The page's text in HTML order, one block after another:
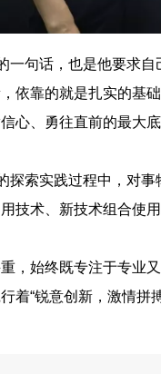
一句话，也是他要求
依靠的就是扎实的基
心、勇往直前的最大
探索实践过程中，对
技术、新技术组合使
，始终既专注于专业
着“锐意创新，激情